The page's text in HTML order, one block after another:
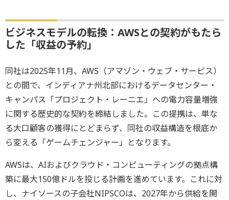
ビジネスモデルの転換：AWSとの契約がもたら
した「収益の予約」
同社は2025年11月、AWS（アマゾン・ウェブ・サービス）
との間で、インディアナ州北部におけるデータセンター・
キャンパス「プロジェクト・レーニエ」への電力容量増強
に関する歴史的な契約を締結しました。この提携は、単な
る大口顧客の獲得にとどまらず、同社の収益構造を根底か
ら変える「ゲームチェンジャー」となります。
AWSは、AIおよびクラウド・コンピューティングの拠点構
築に最大150億ドルを投じる計画を進めています。これに対
し、ナイソースの子会社NIPSCOは、2027年から供給を開